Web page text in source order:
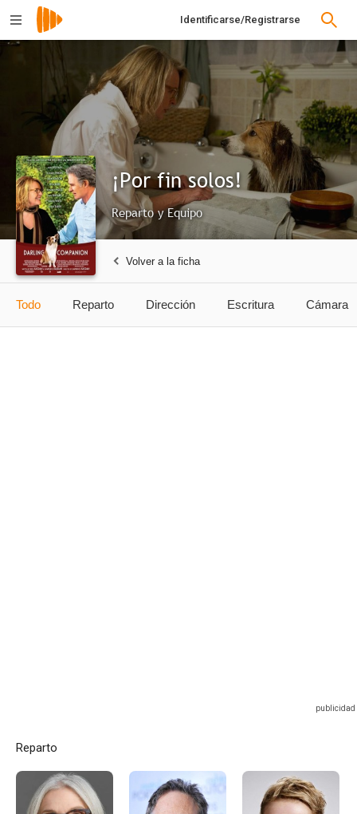
Identificarse/Registrarse
¡Por fin solos!
Reparto y Equipo
Volver a la ficha
Todo Reparto Dirección Escritura Cámara
Reparto